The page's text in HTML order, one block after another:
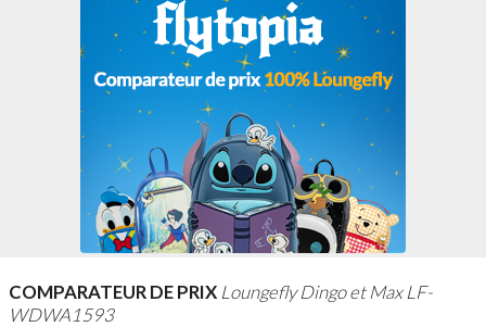
COMPARATEUR DE PRIX Loungefly Dingo et Max LF-
WDWA1593